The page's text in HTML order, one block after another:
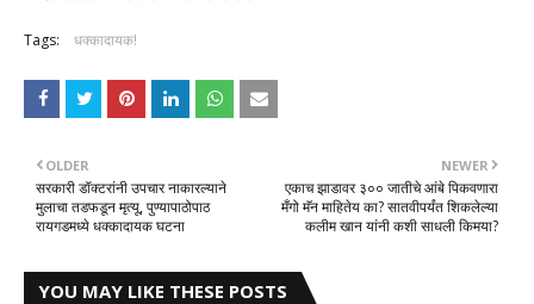
Tags: धक्कादायक!
NEWER
एकाच झाडावर ३०० जातीचे आंबे पिकवणारा
मँगो मॅन माहितेय का? सातवीपर्यंत शिकलेल्या
कलीम खान यांनी कशी साधली किमया?
OLDER
सरकारी डॉक्टरांनी उपचार नाकारल्याने
मुलाचा तडफडून मृत्यू, पुण्यापाठोपाठ
रायगडमध्ये धक्कादायक घटना
YOU MAY LIKE THESE POSTS